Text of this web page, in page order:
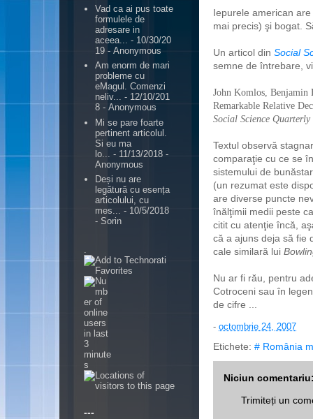
Iepurele american
mai precis) şi bogat.
Un articol din Social
semne de întrebare,
John Komlos, Benjamin
Remarkable Relative
Social Science Quarterly
Textul observă
comparaţie cu ce se
sistemului de
(un rezumat este
are diverse puncte
înălţimii medii peste
citit cu atenţie încă,
că a ajuns deja să fie
cale similară lui
Nu ar fi rău, pentru
Cotroceni sau în
de cifre ...
- octombrie 24, 2007
Etichete: # România
Niciun
Trimiteți un
Vad ca ai pus toate
formulele de
adresare in
aceea...
- 10/30/20
19 - Anonymous
Am enorm de mari
probleme cu
eMagul. Comenzi
neliv... - 12/10/201
8 - Anonymous
Mi se pare foarte
pertinent articolul.
Si eu ma
lo...
- 11/13/2018 -
Anonymous
Deși nu are
legătură cu esența
articolului, cu
mes... - 10/5/2018
- Sorin